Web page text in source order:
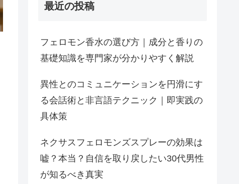
最近の投稿
フェロモン香水の選び方｜成分と香りの
基礎知識を専門家が分かりやすく解説
異性とのコミュニケーションを円滑にす
る会話術と非言語テクニック｜即実践の
具体策
ネクサスフェロモンズスプレーの効果は
嘘？本当？自信を取り戻したい30代男性
が知るべき真実